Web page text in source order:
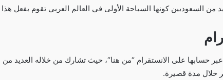
من السعوديين كونها السباحة الأولى في العالم العربي تقوم بفعل
حسابها على الانستقرام “من هنا“، حيث تشارك من خلاله العديد
خلال مدة قصيرة.